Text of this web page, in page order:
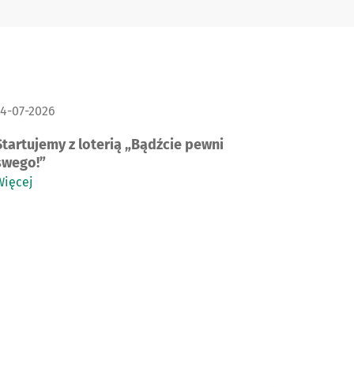
PUBLIKACJI:
07-2026
z loterią „Bądźcie pewni